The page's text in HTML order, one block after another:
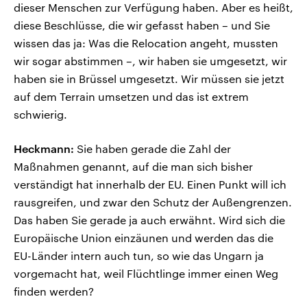
dieser Menschen zur Verfügung haben. Aber es heißt,
diese Beschlüsse, die wir gefasst haben – und Sie
wissen das ja: Was die Relocation angeht, mussten
wir sogar abstimmen –, wir haben sie umgesetzt, wir
haben sie in Brüssel umgesetzt. Wir müssen sie jetzt
auf dem Terrain umsetzen und das ist extrem
schwierig.
Heckmann: Sie haben gerade die Zahl der
Maßnahmen genannt, auf die man sich bisher
verständigt hat innerhalb der EU. Einen Punkt will ich
rausgreifen, und zwar den Schutz der Außengrenzen.
Das haben Sie gerade ja auch erwähnt. Wird sich die
Europäische Union einzäunen und werden das die
EU-Länder intern auch tun, so wie das Ungarn ja
vorgemacht hat, weil Flüchtlinge immer einen Weg
finden werden?